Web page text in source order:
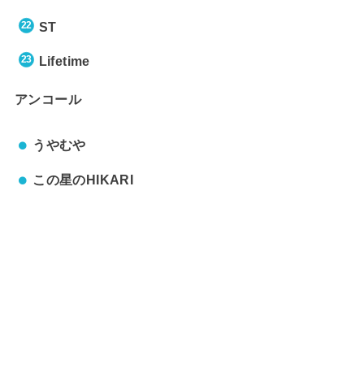
ST
Lifetime
アンコール
うやむや
この星のHIKARI